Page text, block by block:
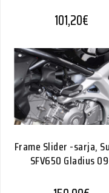
101,20€
Frame Slider -sarja,
SFV650 Gladius